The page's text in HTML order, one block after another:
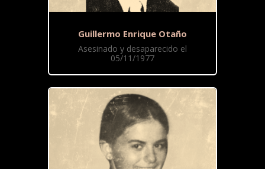
Guillermo Enrique Otaño
Asesinado y desaparecido el
05/11/1977